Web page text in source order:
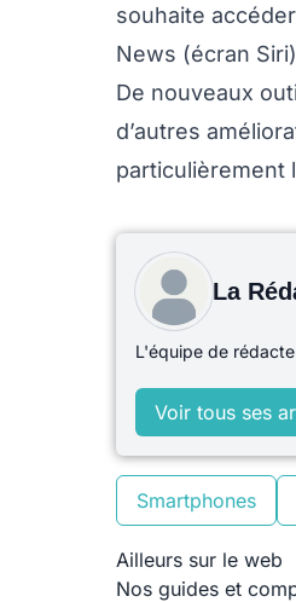
souhaite
News (écran
De nouveaux
d’autres
particulièrement
La
L'équipe de
Voir tous ses
Smartphones
Ailleurs sur le web
Nos guides et